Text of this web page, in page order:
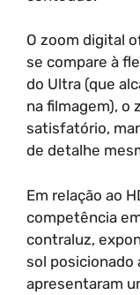
O zoom digital
se compare à
do Ultra (que
na filmagem), o
satisfatório,
de detalhe
Em relação ao
competência
contraluz,
sol posicionado
apresentaram